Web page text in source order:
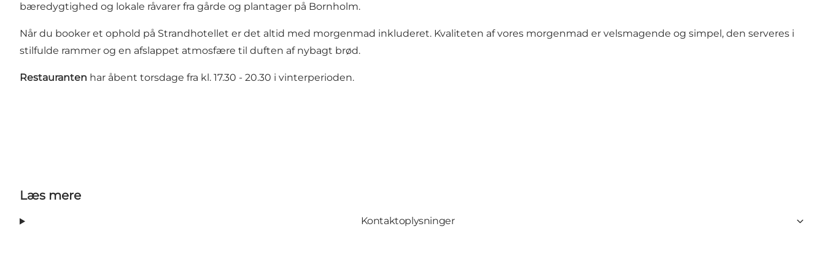
bæredygtighed og lokale råvarer fra gårde og plantager på Bornholm.
Når du booker et ophold på Strandhotellet er det altid med morgenmad inkluderet. Kvaliteten af vores morgenmad er velsmagende og simpel, den serveres i
stilfulde rammer og en afslappet atmosfære til duften af nybagt brød.
Restauranten har åbent torsdage fra kl. 17.30 - 20.30 i vinterperioden.
Læs mere
Kontaktoplysninger